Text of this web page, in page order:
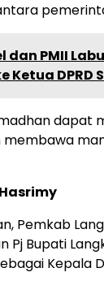
dan PMII
Ketua DPRD
dapat
membawa
Pemkab
Bupati
Kepala